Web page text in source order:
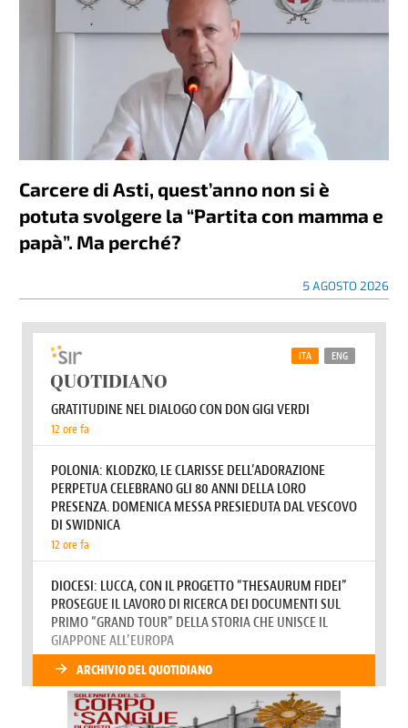
Carcere di Asti, quest’anno non si è
potuta svolgere la “Partita con mamma e
papà”. Ma perché?
5 AGOSTO 2026